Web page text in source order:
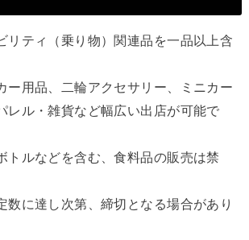
リティ（乗り物）関連品を一品以上含
ー用品、二輪アクセサリー、ミニカー
レル・雑貨など幅広い出店が可能で
トルなどを含む、食料品の販売は禁
に達し次第、締切となる場合があり